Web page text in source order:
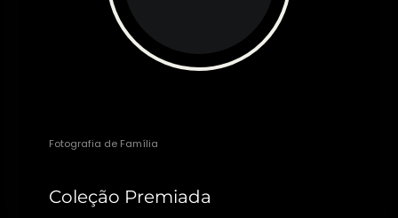
Fotografia de Família
Coleção Premiada